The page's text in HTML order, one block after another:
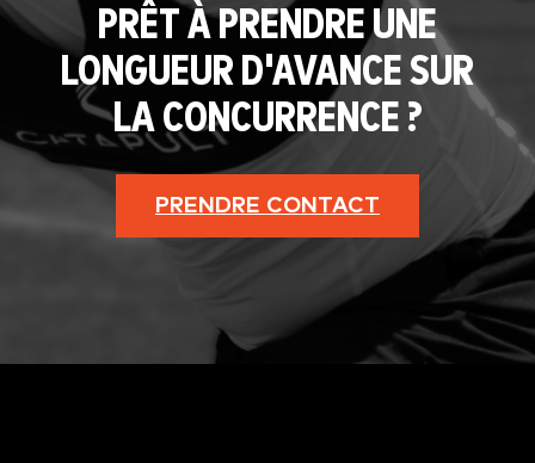
PRÊT À PRENDRE UNE
LONGUEUR D'AVANCE SUR
LA CONCURRENCE ?
PRENDRE CONTACT